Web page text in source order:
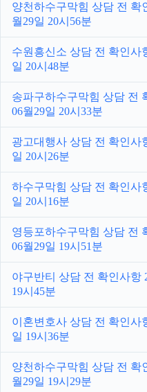
양천하수구막힘 상담 전 확
월29일 20시56분
수원흥신소 상담 전 확인사
일 20시48분
송파구하수구막힘 상담 전
06월29일 20시33분
광고대행사 상담 전 확인사
일 20시26분
하수구막힘 상담 전 확인사
일 20시16분
영등포하수구막힘 상담 전
06월29일 19시51분
야구반티 상담 전 확인사항
19시45분
이혼변호사 상담 전 확인사
일 19시36분
양천하수구막힘 상담 전 확
월29일 19시29분